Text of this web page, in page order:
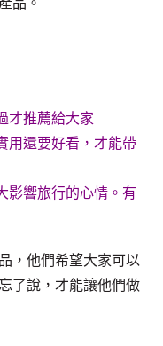
品。
才推薦給大家
用還要好看，才能帶
影響旅行的心情。有
，他們希望大家可以
了說，才能讓他們做